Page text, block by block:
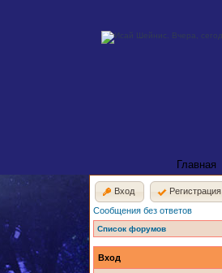
Главная
Вход
Регистрация
Сообщения без ответов
Список форумов
Вход